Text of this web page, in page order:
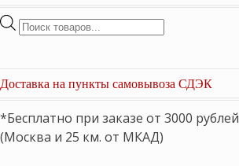
Поиск
Доставка на пункты самовывоза СДЭК
*Бесплатно при заказе от 3000 рублей
(Москва и 25 км. от МКАД)